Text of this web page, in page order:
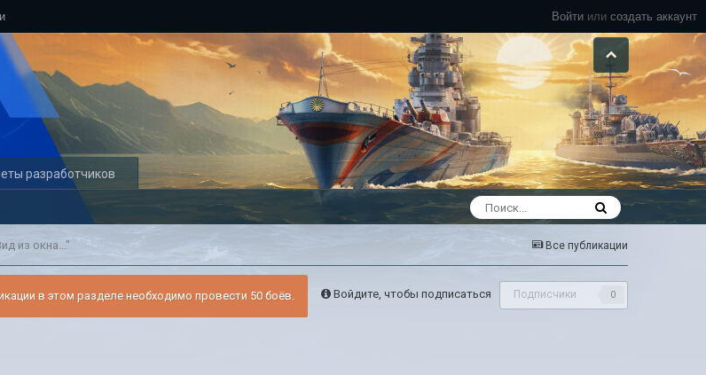
Войти или создать аккаунт
разработчиков
Все публикации
из окна..."
Войдите, чтобы подписаться Подписчики 0
в этом разделе необходимо провести 50 боёв.